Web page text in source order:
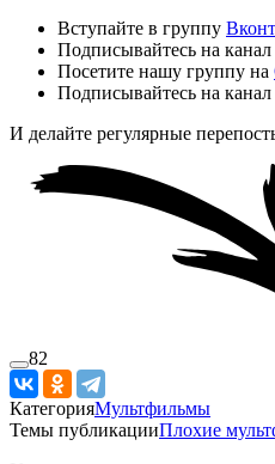
Вступайте в группу
Подписывайтесь на канал
Посетите нашу группу на
Подписывайтесь на канал
И делайте регулярные
82
КатегорияМультфильмы
Темы публикацииПлохие